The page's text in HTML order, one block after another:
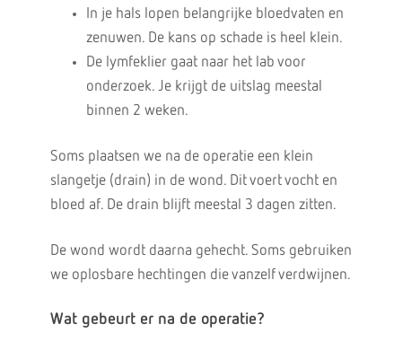
In je hals lopen belangrijke bloedvaten en
zenuwen. De kans op schade is heel klein.
De lymfeklier gaat naar het lab voor
onderzoek. Je krijgt de uitslag meestal
binnen 2 weken.
Soms plaatsen we na de operatie een klein
slangetje (drain) in de wond. Dit voert vocht en
bloed af. De drain blijft meestal 3 dagen zitten.
De wond wordt daarna gehecht. Soms gebruiken
we oplosbare hechtingen die vanzelf verdwijnen.
Wat gebeurt er na de operatie?